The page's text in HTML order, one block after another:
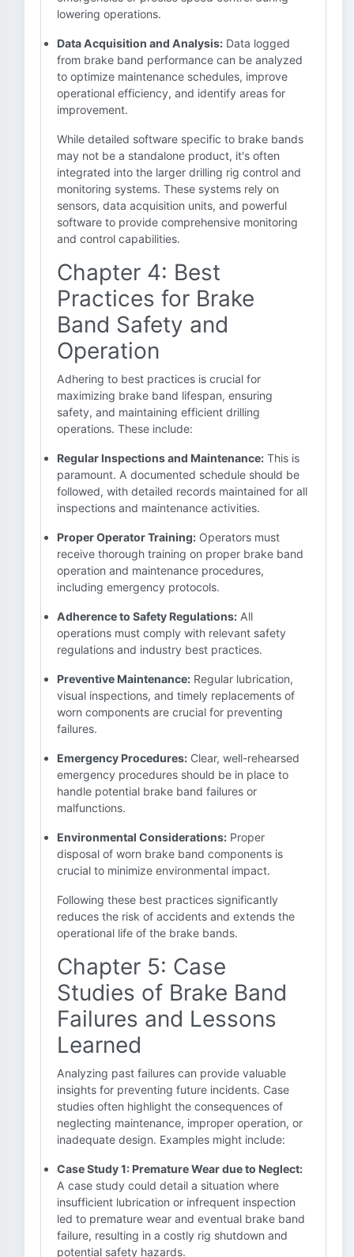
lowering operations.
Data Acquisition and Analysis: Data logged
from brake band performance can be analyzed
to optimize maintenance schedules, improve
operational efficiency, and identify areas for
improvement.
While detailed software specific to brake bands
may not be a standalone product, it's often
integrated into the larger drilling rig control and
monitoring systems. These systems rely on
sensors, data acquisition units, and powerful
software to provide comprehensive monitoring
and control capabilities.
Chapter 4: Best
Practices for Brake
Band Safety and
Operation
Adhering to best practices is crucial for
maximizing brake band lifespan, ensuring
safety, and maintaining efficient drilling
operations. These include:
Regular Inspections and Maintenance: This is
paramount. A documented schedule should be
followed, with detailed records maintained for all
inspections and maintenance activities.
Proper Operator Training: Operators must
receive thorough training on proper brake band
operation and maintenance procedures,
including emergency protocols.
Adherence to Safety Regulations: All
operations must comply with relevant safety
regulations and industry best practices.
Preventive Maintenance: Regular lubrication,
visual inspections, and timely replacements of
worn components are crucial for preventing
failures.
Emergency Procedures: Clear, well-rehearsed
emergency procedures should be in place to
handle potential brake band failures or
malfunctions.
Environmental Considerations: Proper
disposal of worn brake band components is
crucial to minimize environmental impact.
Following these best practices significantly
reduces the risk of accidents and extends the
operational life of the brake bands.
Chapter 5: Case
Studies of Brake Band
Failures and Lessons
Learned
Analyzing past failures can provide valuable
insights for preventing future incidents. Case
studies often highlight the consequences of
neglecting maintenance, improper operation, or
inadequate design. Examples might include:
Case Study 1: Premature Wear due to Neglect:
A case study could detail a situation where
insufficient lubrication or infrequent inspection
led to premature wear and eventual brake band
failure, resulting in a costly rig shutdown and
potential safety hazards.